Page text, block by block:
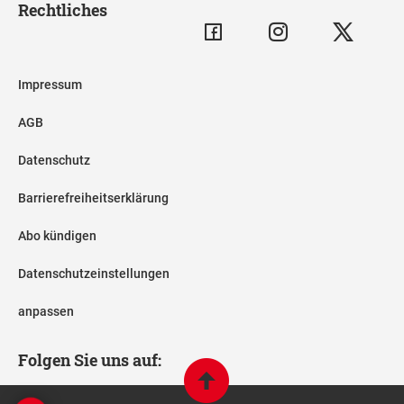
Rechtliches
Impressum
AGB
Datenschutz
Barrierefreiheitserklärung
Abo kündigen
Datenschutzeinstellungen
anpassen
Folgen Sie uns auf: